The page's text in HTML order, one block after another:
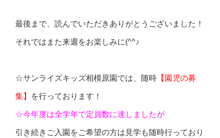
最後まで、読んでいただきありがとうございました！
それではまた来週をお楽しみに(^^♪
☆サンライズキッズ相模原園では、随時 【園児の募
集】 を行っております！
☆今年度は全学年で定員数に達しましたが
引き続きご入園をご希望の方は見学も随時行っており